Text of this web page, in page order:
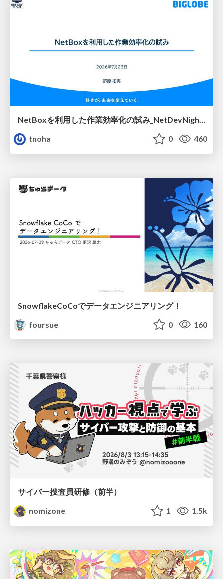
NetBoxを利用した作業効率化の試み_NetDevNight4
tnoha
0 460
SnowflakeCoCoでデータエンジニアリング！
foursue
0 160
サイバー捜査員研修（前半）
nomizone
1 1.5k